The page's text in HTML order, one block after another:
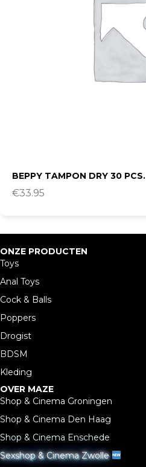
BEPPY TAMPON DRY 30 PCS.
€33.95
ONZE PRODUCTEN
Toys
Anal Toys
Cock & Balls
Poppers
Drogist
BDSM
Kleding
OVER MAZE
Shop & Cinema Groningen
Shop & Cinema Den Haag
Shop & Cinema Enschede
Sexshop & Cinema Zwolle